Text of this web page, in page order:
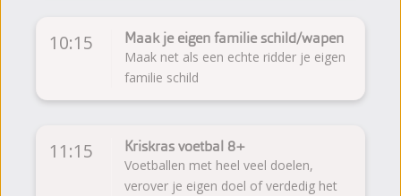
10:15 Maak je eigen familie schild/wapen
Maak net als een echte ridder je eigen
familie schild
11:15 Kriskras voetbal 8+
Voetballen met heel veel doelen,
verover je eigen doel of verdedig het